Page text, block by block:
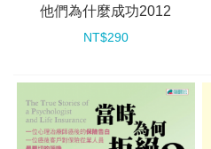
他們為什麼成功2012
NT$290